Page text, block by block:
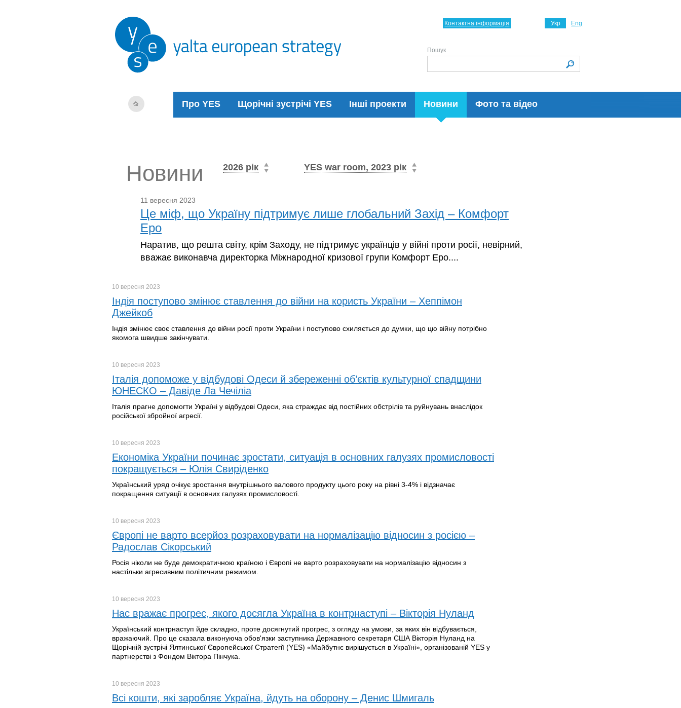
Про YES Щорічні зустрічі YES Інші проекти Новини Фото та відео
Укр Eng
Контактна інформація
Пошук
Новини 2026 рік YES war room, 2023 рік
11 вересня 2023
Це міф, що Україну підтримує лише глобальний Захід – Комфорт
Еро
Наратив, що решта світу, крім Заходу, не підтримує українців у війні проти росії, невірний,
вважає виконавча директорка Міжнародної кризової групи Комфорт Еро....
10 вересня 2023
Індія поступово змінює ставлення до війни на користь України – Хеппімон
Джейкоб
Індія змінює своє ставлення до війни росії проти України і поступово схиляється до думки, що цю війну потрібно
якомога швидше закінчувати.
10 вересня 2023
Італія допоможе у відбудові Одеси й збереженні об’єктів культурної спадщини
ЮНЕСКО – Давіде Ла Чечіліа
Італія прагне допомогти Україні у відбудові Одеси, яка страждає від постійних обстрілів та руйнувань внаслідок
російської збройної агресії.
10 вересня 2023
Економіка України починає зростати, ситуація в основних галузях промисловості
покращується – Юлія Свиріденко
Український уряд очікує зростання внутрішнього валового продукту цього року на рівні 3-4% і відзначає
покращення ситуації в основних галузях промисловості.
10 вересня 2023
Європі не варто всерйоз розраховувати на нормалізацію відносин з росією –
Радослав Сікорський
Росія ніколи не буде демократичною країною і Європі не варто розраховувати на нормалізацію відносин з
настільки агресивним політичним режимом.
10 вересня 2023
Нас вражає прогрес, якого досягла Україна в контрнаступі – Вікторія Нуланд
Український контрнаступ йде складно, проте досягнутий прогрес, з огляду на умови, за яких він відбувається,
вражаючий. Про це сказала виконуюча обов'язки заступника Державного секретаря США Вікторія Нуланд на
Щорічній зустрічі Ялтинської Європейської Стратегії (YES) «Майбутнє вирішується в Україні», організованій YES у
партнерстві з Фондом Віктора Пінчука.
10 вересня 2023
Всі кошти, які заробляє Україна, йдуть на оборону – Денис Шмигаль